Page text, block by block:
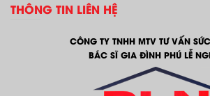
THÔNG TIN LIÊN HỆ
CÔNG TY TNHH MTV TƯ VẤN
BÁC SĨ GIA ĐÌNH PHÚ LỄ